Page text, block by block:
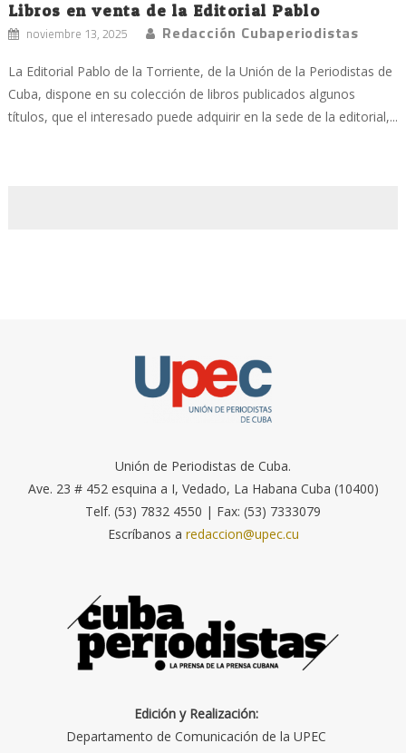
Libros en venta de la Editorial Pablo
noviembre 13, 2025 Redacción Cubaperiodistas
La Editorial Pablo de la Torriente, de la Unión de la Periodistas de
Cuba, dispone en su colección de libros publicados algunos
títulos, que el interesado puede adquirir en la sede de la editorial,...
Unión de Periodistas de Cuba.
Ave. 23 # 452 esquina a I, Vedado, La Habana Cuba (10400)
Telf. (53) 7832 4550 | Fax: (53) 7333079
Escríbanos a redaccion@upec.cu
Edición y Realización:
Departamento de Comunicación de la UPEC